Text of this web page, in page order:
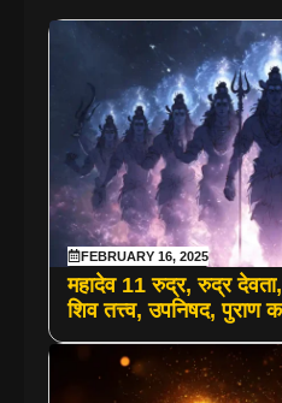
FEBRUARY 16, 2025
महादेव 11 रुद्र, रुद्र
शिव तत्त्व, उपनिषद, पुराण